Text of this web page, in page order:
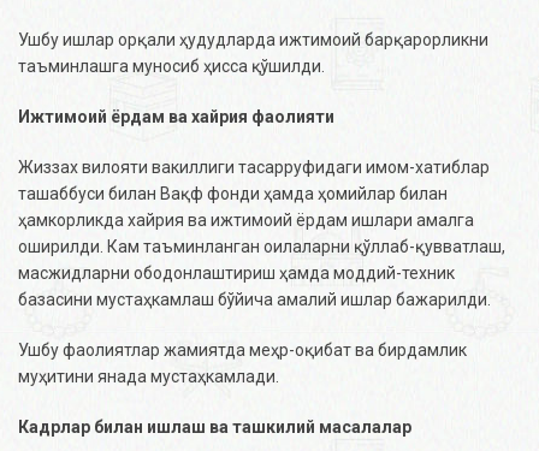
Ушбу ишлар орқали ҳудудларда ижтимоий барқарорликни
таъминлашга муносиб ҳисса қўшилди.
Ижтимоий ёрдам ва хайрия фаолияти
Жиззах вилояти вакиллиги тасарруфидаги имом-хатиблар
ташаббуси билан Вақф фонди ҳамда ҳомийлар билан
ҳамкорликда хайрия ва ижтимоий ёрдам ишлари амалга
оширилди. Кам таъминланган оилаларни қўллаб-қувватлаш,
масжидларни ободонлаштириш ҳамда моддий-техник
базасини мустаҳкамлаш бўйича амалий ишлар бажарилди.
Ушбу фаолиятлар жамиятда меҳр-оқибат ва бирдамлик
муҳитини янада мустаҳкамлади.
Кадрлар билан ишлаш ва ташкилий масалалар